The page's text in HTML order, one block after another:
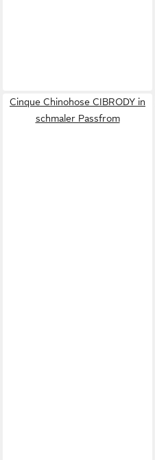
Cinque Chinohose CIBRODY in
schmaler Passfrom